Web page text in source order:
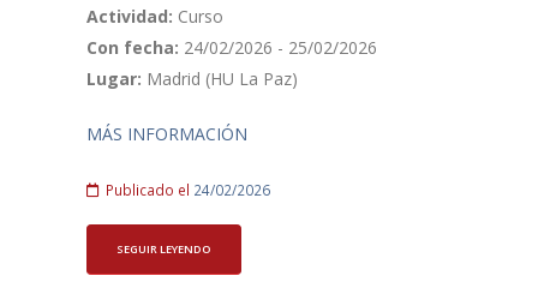
Actividad: Curso
Con fecha: 24/02/2026 - 25/02/2026
Lugar: Madrid (HU La Paz)
MÁS INFORMACIÓN
Publicado el 24/02/2026
SEGUIR LEYENDO